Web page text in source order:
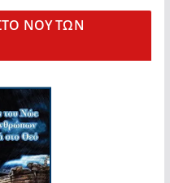
ΝΟΥ ΤΩΝ